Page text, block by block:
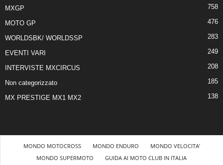
MXGP 758
MOTO GP 476
WORLDSBK/ WORLDSSP 283
EVENTI VARI 249
INTERVISTE MXCIRCUS 208
Non categorizzato 185
MX PRESTIGE MX1 MX2 138
MONDO MOTOCROSS MONDO ENDURO
MONDO VELOCITA’
MONDO SUPERMOTO
GUIDA AI MOTO CLUB IN ITALIA